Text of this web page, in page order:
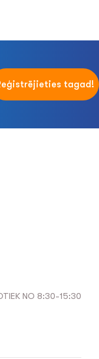
tagad!
NO 8:30-15:30